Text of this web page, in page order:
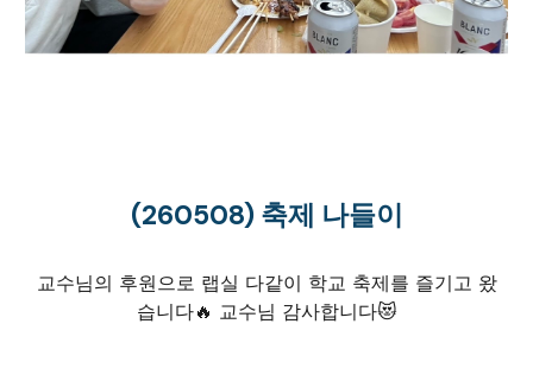
(260508) 축제 나들이
교수님의 후원으로 랩실 다같이 학교 축제를 즐기고 왔
습니다🔥 교수님 감사합니다😻